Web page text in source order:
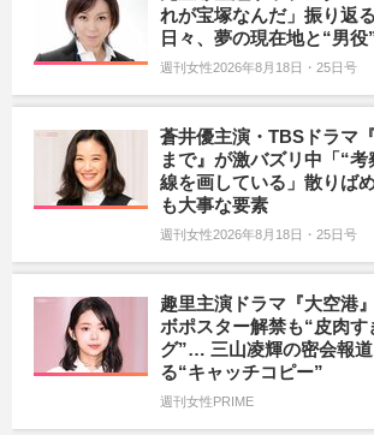
れが宝塚なんだ」振り返
日々、夢の現在地と“男
週刊女性2026年8月18日・25日号
蒼井優主演・TBSドラマ
まで』が激バズリ中「“
線を画している」散りば
も大事な要素
週刊女性2026年8月18日・25日号
趣里主演ドラマ『大空港
ボポスター解禁も“皮肉す
グ”… 三山凌輝の密会報
る“キャッチコピー”
週刊女性PRIME